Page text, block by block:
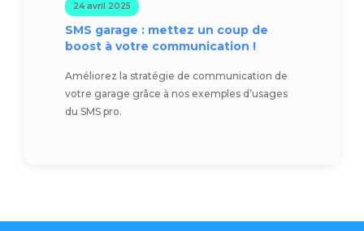
24 avril 2025
SMS garage : mettez un coup de
boost à votre communication !
Améliorez la stratégie de communication de
votre garage grâce à nos exemples d’usages
du SMS pro.